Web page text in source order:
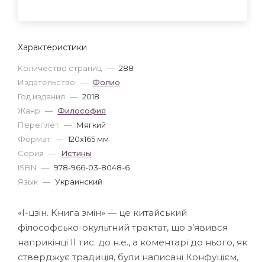
Характеристики
Количество страниц — 288
Издательство — Фолио
Год издания — 2018
Жанр — Философия
Переплет — Мягкий
Формат — 120x165 мм
Серия — Истины
ISBN — 978-966-03-8048-6
Язык — Украинский
«І-цзін. Книга змін» — це китайський
філософсько-окультний трактат, що з’явився
наприкінці II тис. до н.е., а коментарі до нього, як
стверджує традиція, були написані Конфуцієм,